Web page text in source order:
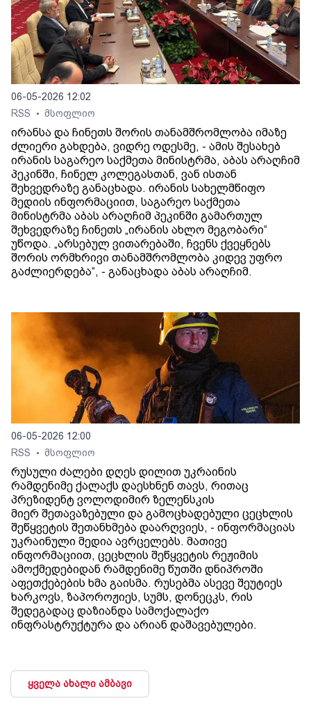
06-05-2026 12:02
RSS
• მსოფლიო
ირანსა და ჩინეთს შორის თანამშრომლობა იმაზე
ძლიერი გახდება, ვიდრე ოდესმე, - ამის შესახებ
ირანის საგარეო საქმეთა მინისტრმა, აბას არაღჩიმ
პეკინში, ჩინელ კოლეგასთან, ვან ისთან
შეხვედრაზე განაცხადა. ირანის სახელმწიფო
მედიის ინფორმაციით, საგარეო საქმეთა
მინისტრმა აბას არაღჩიმ პეკინში გამართულ
შეხვედრაზე ჩინეთს „ირანის ახლო მეგობარი“
უწოდა. „არსებულ ვითარებაში, ჩვენს ქვეყნებს
შორის ორმხრივი თანამშრომლობა კიდევ უფრო
გაძლიერდება“, - განაცხადა აბას არაღჩიმ.
06-05-2026 12:00
RSS
• მსოფლიო
რუსული ძალები დღეს დილით უკრაინის
რამდენიმე ქალაქს დაესხნენ თავს, რითაც
პრეზიდენტ ვოლოდიმირ ზელენსკის
მიერ შეთავაზებული და გამოცხადებული ცეცხლის
შეწყვეტის შეთანხმება დაარღვიეს, - ინფორმაციას
უკრაინული მედია ავრცელებს. მათივე
ინფორმაციით, ცეცხლის შეწყვეტის რეჟიმის
ამოქმედებიდან რამდენიმე წუთში დნიპროში
აფეთქებების ხმა გაისმა. რუსებმა ასევე შეუტიეს
ხარკოვს, ზაპოროჟიეს, სუმს, დონეცკს, რის
შედეგადაც დაზიანდა სამოქალაქო
ინფრასტრუქტურა და არიან დაშავებულები.
ყველა ახალი ამბავი